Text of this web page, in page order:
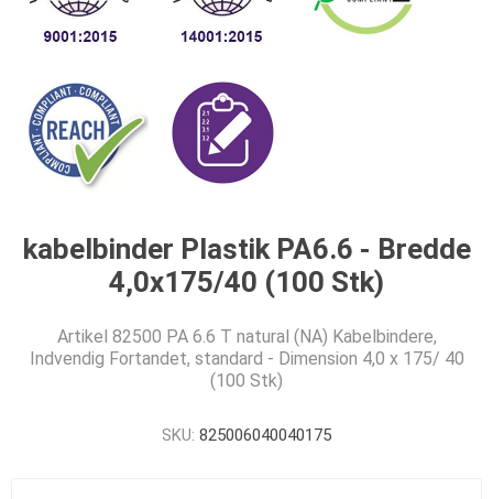
kabelbinder Plastik PA6.6 - Bredde
4,0x175/40 (100 Stk)
Artikel 82500 PA 6.6 T natural (NA) Kabelbindere,
Indvendig Fortandet, standard - Dimension 4,0 x 175/ 40
(100 Stk)
SKU: 825006040040175